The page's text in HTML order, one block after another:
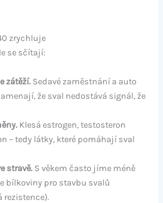
zrychluje
se sčítají:
zátěží.Sedavé zaměstnání a auto
že sval nedostává signál, že
Klesá estrogen, testosteron
– tedy látky, které pomáhají sval
stravě.S věkem často jíme méně
bílkoviny pro stavbu svalů
rezistence).